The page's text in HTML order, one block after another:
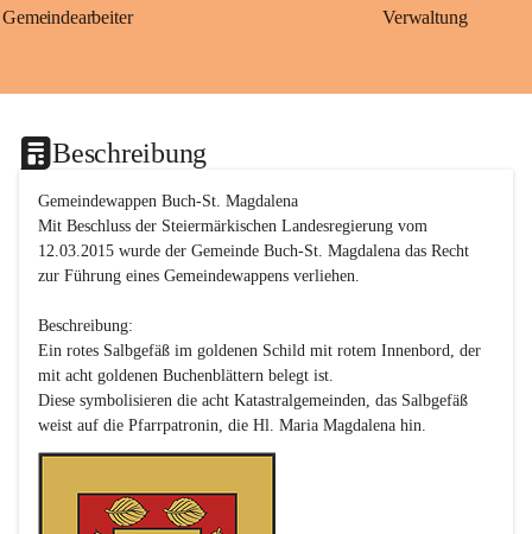
Gemeindearbeiter Verwaltung
Beschreibung
Gemeindewappen Buch-St. Magdalena
Mit Beschluss der Steiermärkischen Landesregierung vom
12.03.2015 wurde der Gemeinde Buch-St. Magdalena das Recht
zur Führung eines Gemeindewappens verliehen.
Beschreibung:
Ein rotes Salbgefäß im goldenen Schild mit rotem Innenbord, der
mit acht goldenen Buchenblättern belegt ist.
Diese symbolisieren die acht Katastralgemeinden, das Salbgefäß